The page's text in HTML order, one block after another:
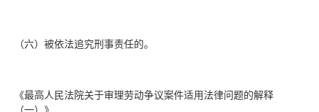
（六）被依法追究刑事责任的。
《最高人民法院关于审理劳动争议案件适用法律问题的解释
（一）》